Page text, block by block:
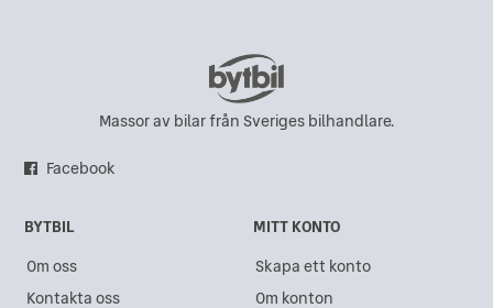
Massor av bilar från Sveriges bilhandlare.
Facebook
BYTBIL
Om oss
Kontakta oss
MITT KONTO
Skapa ett konto
Om konton